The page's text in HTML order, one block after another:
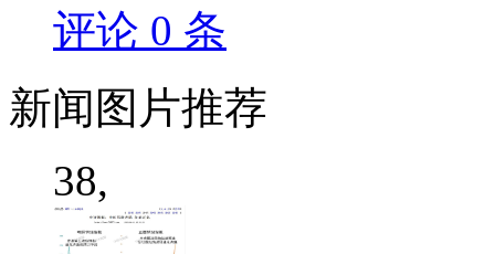
评论 0 条
新闻 图片推荐
38,